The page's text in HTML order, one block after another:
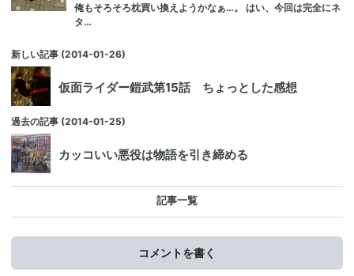
俺もそろそろ枕買い換えようかなぁ…。 はい、今回は完全にネ
タ…
新しい記事 (2014-01-26)
仮面ライダー鎧武第15話 ちょっとした感想
過去の記事 (2014-01-25)
カッコいい悪役は物語を引き締める
記事一覧
コメントを書く